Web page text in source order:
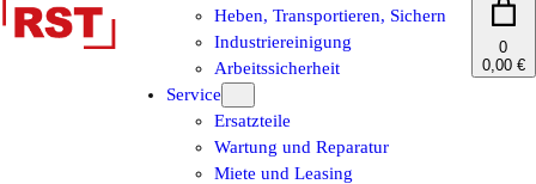
Heben, Transportieren, Sichern
Industriereinigung
Arbeitssicherheit
Service
Ersatzteile
Wartung und Reparatur
Miete und Leasing
0
0,00 €